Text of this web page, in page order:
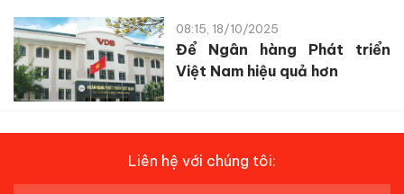
08:15, 18/10/2025
Để Ngân hàng Phát triển
Việt Nam hiệu quả hơn
Liên hệ với chúng tôi: